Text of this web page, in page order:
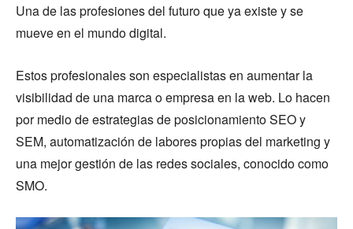
Una de las profesiones del futuro que ya existe y se
mueve en el mundo digital.
Estos profesionales son especialistas en aumentar la
visibilidad de una marca o empresa en la web. Lo hacen
por medio de estrategias de posicionamiento SEO y
SEM, automatización de labores propias del marketing y
una mejor gestión de las redes sociales, conocido como
SMO.